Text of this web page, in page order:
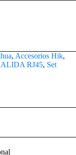
, Accesorios Hik,
RJ45, Set